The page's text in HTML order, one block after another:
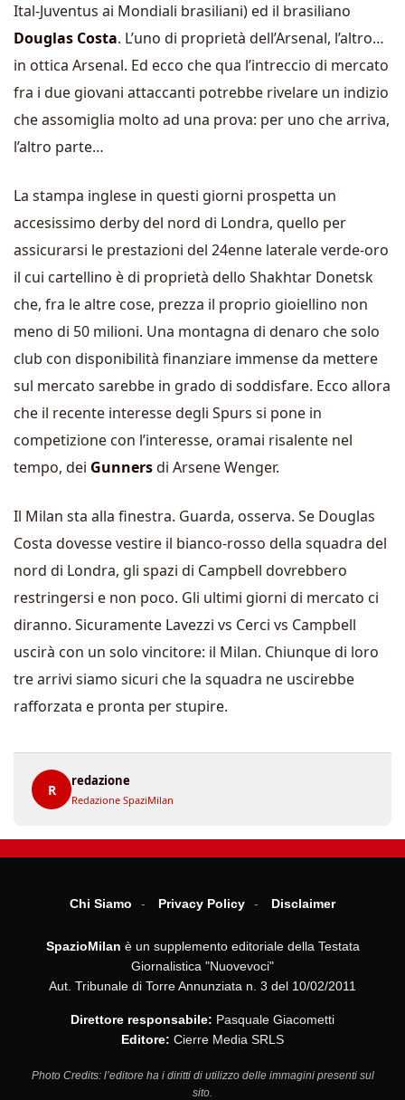
Ital-Juventus ai Mondiali brasiliani) ed il brasiliano
Douglas Costa. L’uno di proprietà dell’Arsenal, l’altro…
in ottica Arsenal. Ed ecco che qua l’intreccio di mercato
fra i due giovani attaccanti potrebbe rivelare un indizio
che assomiglia molto ad una prova: per uno che arriva,
l’altro parte…
La stampa inglese in questi giorni prospetta un
accesissimo derby del nord di Londra, quello per
assicurarsi le prestazioni del 24enne laterale verde-oro
il cui cartellino è di proprietà dello Shakhtar Donetsk
che, fra le altre cose, prezza il proprio gioiellino non
meno di 50 milioni. Una montagna di denaro che solo
club con disponibilità finanziare immense da mettere
sul mercato sarebbe in grado di soddisfare. Ecco allora
che il recente interesse degli Spurs si pone in
competizione con l’interesse, oramai risalente nel
tempo, dei Gunnersdi Arsene Wenger.
Il Milan sta alla finestra. Guarda, osserva. Se Douglas
Costa dovesse vestire il bianco-rosso della squadra del
nord di Londra, gli spazi di Campbell dovrebbero
restringersi e non poco. Gli ultimi giorni di mercato ci
diranno. Sicuramente Lavezzi vs Cerci vs Campbell
uscirà con un solo vincitore: il Milan. Chiunque di loro
tre arrivi siamo sicuri che la squadra ne uscirebbe
rafforzata e pronta per stupire.
R
redazione
Redazione SpaziMilan
Chi Siamo Privacy Policy Disclaimer
SpazioMilan è un supplemento editoriale della Testata
Giornalistica "Nuovevoci"
Aut. Tribunale di Torre Annunziata n. 3 del 10/02/2011
Direttore responsabile: Pasquale Giacometti
Editore: Cierre Media SRLS
Photo Credits: l’editore ha i diritti di utilizzo delle immagini presenti sul
sito.